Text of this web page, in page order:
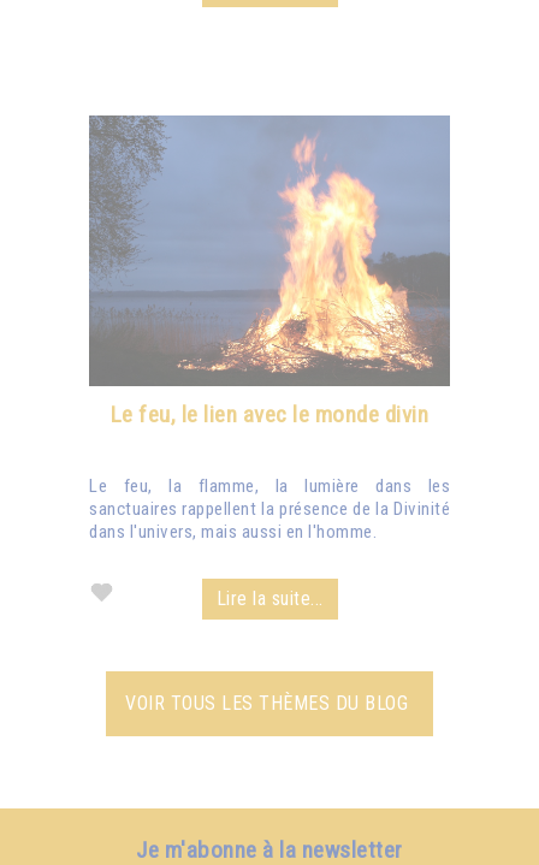
Le feu, le lien avec le monde divin
Le feu, la flamme, la lumière dans les
sanctuaires rappellent la présence de la Divinité
dans l'univers, mais aussi en l'homme.
Lire la suite...
VOIR TOUS LES THÈMES DU BLOG
Je m'abonne à la newsletter